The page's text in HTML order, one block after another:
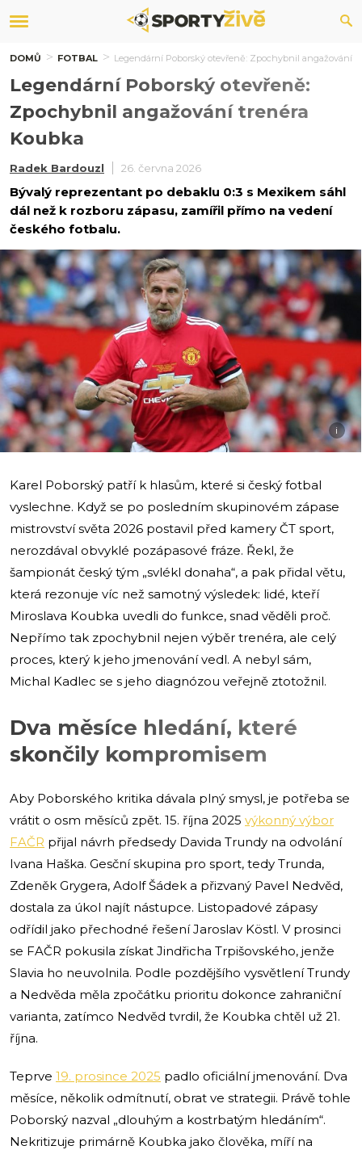
DOMŮ FOTBAL Legendární Poborský otevřeně: Zpochybnil angažování
Legendární Poborský otevřeně:
Zpochybnil angažování trenéra
Koubka
Radek Bardouzl 26. června 2026
Bývalý reprezentant po debaklu 0:3 s Mexikem sáhl
dál než k rozboru zápasu, zamířil přímo na vedení
českého fotbalu.
i
Karel Poborský patří k hlasům, které si český fotbal
vyslechne. Když se po posledním skupinovém zápase
mistrovství světa 2026 postavil před kamery ČT sport,
nerozdával obvyklé pozápasové fráze. Řekl, že
šampionát český tým „svlékl donaha“, a pak přidal větu,
která rezonuje víc než samotný výsledek: lidé, kteří
Miroslava Koubka uvedli do funkce, snad věděli proč.
Nepřímo tak zpochybnil nejen výběr trenéra, ale celý
proces, který k jeho jmenování vedl. A nebyl sám,
Michal Kadlec se s jeho diagnózou veřejně ztotožnil.
Dva měsíce hledání, které
skončily kompromisem
Aby Poborského kritika dávala plný smysl, je potřeba se
vrátit o osm měsíců zpět. 15. října 2025 výkonný výbor
FAČR přijal návrh předsedy Davida Trundy na odvolání
Ivana Haška. Gesční skupina pro sport, tedy Trunda,
Zdeněk Grygera, Adolf Šádek a přizvaný Pavel Nedvěd,
dostala za úkol najít nástupce. Listopadové zápasy
odřídil jako přechodné řešení Jaroslav Köstl. V prosinci
se FAČR pokusila získat Jindřicha Trpišovského, jenže
Slavia ho neuvolnila. Podle pozdějšího vysvětlení Trundy
a Nedvěda měla zpočátku prioritu dokonce zahraniční
varianta, zatímco Nedvěd tvrdil, že Koubka chtěl už 21.
října.
Teprve 19. prosince 2025 padlo oficiální jmenování. Dva
měsíce, několik odmítnutí, obrat ve strategii. Právě tohle
Poborský nazval „dlouhým a kostrbatým hledáním“.
Nekritizuje primárně Koubka jako člověka, míří na